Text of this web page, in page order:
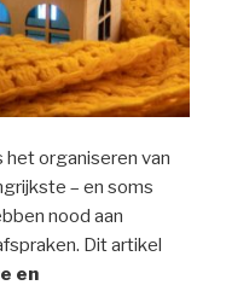
het organiseren van
– en soms
nood aan
Dit artikel
en